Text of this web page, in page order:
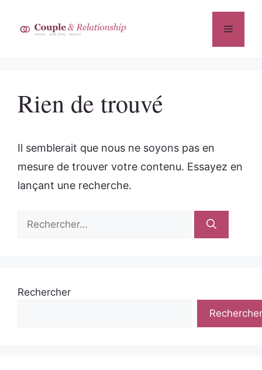
contenu
Menu
Rien de trouvé
Il semblerait que nous ne soyons pas en
mesure de trouver votre contenu. Essayez en
lançant une recherche.
Rechercher :
Rechercher
Rechercher